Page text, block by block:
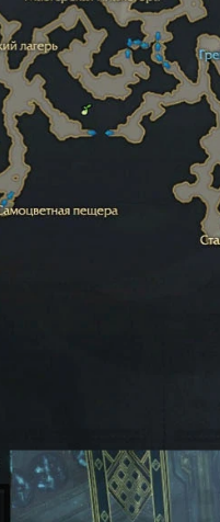
Форхи
в Огненных